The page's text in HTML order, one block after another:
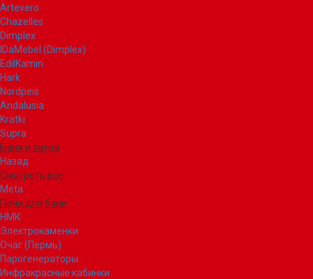
Artevero
Chazelles
Dimplex
IDaMebel (Dimplex)
EdilKamin
Hark
Nordpeis
Andalusia
Kratki
Supra
Баня и сауна
Назад
Смотреть все
Meta
Печи для бани
НМК
Электрокаменки
Очаг (Пермь)
Парогенераторы
Инфракрасные кабинки